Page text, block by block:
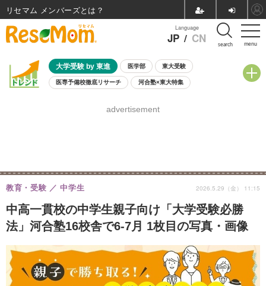
menu
Language
JP / CN search
大学受験 by 東進 医学部 東大受験
医専予備校徹底リサーチ 河合塾×東大特集
8月開催学校説明会・相談会
advertisement
中高一貫校の中学生親子向け「大学受験必勝
法」河合塾16校舎で6-7月 1枚目の写真・画像
教育・受験 中学生 2026.5.29（金） 11:15
リセマム メンバーズ